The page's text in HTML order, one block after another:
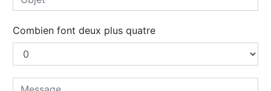
Combien font deux plus quatre